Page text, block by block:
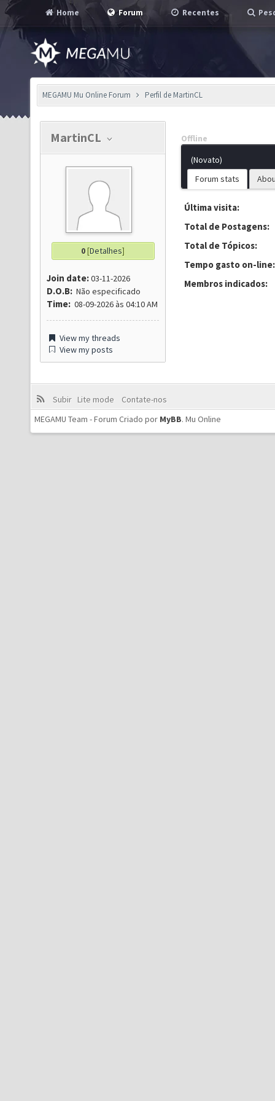
Home Forum Recentes
MEGAMU Mu Online Forum Perfil de MartinCL
MartinCL
0[Detalhes]
Join date:03-11-2026
D.O.B: Não especificado
Time: 08-09-2026 às 04:10 AM
View my threads
View my posts
Offline
(Novato)
Forum stats
Última visita:
Total de Postagens:
Total de Tópicos:
Tempo gasto on-line:
Membros indicados:
Subir Lite mode
Contate-nos
MEGAMU Team - Forum Criado por MyBB. Mu Online